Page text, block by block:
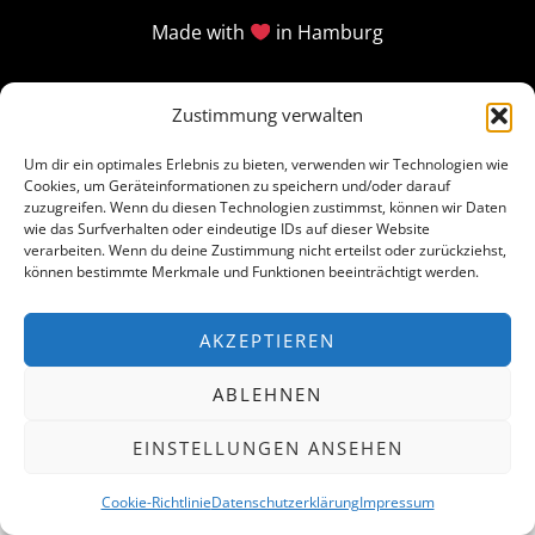
Zustimmung verwalten
Um dir ein optimales Erlebnis zu bieten, verwenden wir Technologien wie
Cookies, um Geräteinformationen zu speichern und/oder darauf
zuzugreifen. Wenn du diesen Technologien zustimmst, können wir Daten
wie das Surfverhalten oder eindeutige IDs auf dieser Website
verarbeiten. Wenn du deine Zustimmung nicht erteilst oder zurückziehst,
können bestimmte Merkmale und Funktionen beeinträchtigt werden.
AKZEPTIEREN
ABLEHNEN
EINSTELLUNGEN ANSEHEN
Cookie-RichtlinieDatenschutzerklärungImpressum
Made with in Hamburg